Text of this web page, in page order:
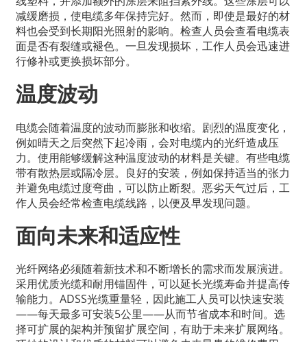
减缓磨损，使电缆多年保持完好。然而，即使是最好的材
料也会受到长期阳光照射的影响。检查人员会查看电缆表
面是否有裂缝或褪色。一旦发现损坏，工作人员会迅速进
行修补或更换损坏部分。
温度波动
电缆会随着温度的波动而膨胀和收缩。剧烈的温度变化，
例如晴天之后突然下起冷雨，会对电缆内的光纤造成压
力。使用能够缓解这种温度波动的材料是关键。有些电缆
带有散热层或隔冷层。良好的安装，例如保持适当的张力
并避免电缆过度弯曲，可以防止断裂。恶劣天气过后，工
作人员会经常检查电缆线路，以便及早发现问题。
面向未来和适应性
光纤网络必须随着新技术和不断增长的需求而发展演进。
采用优质光缆和耐用锚固件，可以延长光缆寿命并提高传
输能力。ADSS光缆重量轻，因此施工人员可以快速安装
——每天最多可安装5公里——从而节省成本和时间。选
择可扩展的架构并预留扩展空间，有助于未来扩展网络。